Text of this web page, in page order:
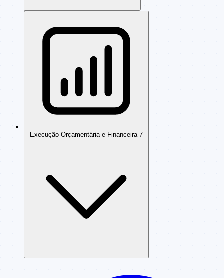
Execução Orçamentária e Financeira 7